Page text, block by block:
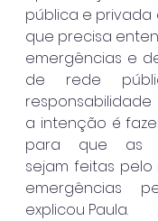
pública e
que precisa
emergências e
de rede
responsabilidade
a intenção é
para que as
sejam feitas pelo
emergências
explicou Paula.